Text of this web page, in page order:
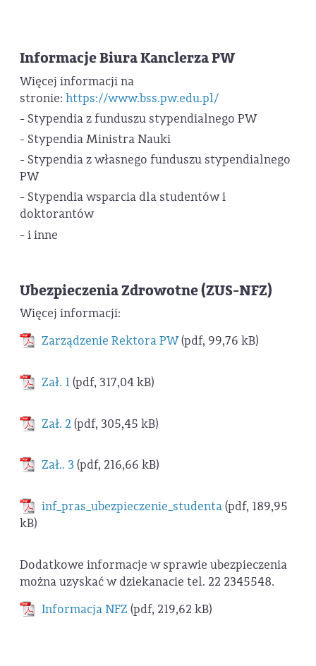
Informacje Biura Kanclerza PW
Więcej informacji na
stronie: https://www.bss.pw.edu.pl/
- Stypendia z funduszu stypendialnego PW
- Stypendia Ministra Nauki
- Stypendia z własnego funduszu stypendialnego
PW
- Stypendia wsparcia dla studentów i
doktorantów
- i inne
Ubezpieczenia Zdrowotne (ZUS-NFZ)
Więcej informacji:
Zarządzenie Rektora PW(pdf, 99,76 kB)
Zał. 1 (pdf, 317,04 kB)
Zał. 2 (pdf, 305,45 kB)
Zał.. 3 (pdf, 216,66 kB)
inf_pras_ubezpieczenie_studenta(pdf, 189,95
kB)
Dodatkowe informacje w sprawie ubezpieczenia
można uzyskać w dziekanacie tel. 22 2345548.
Informacja NFZ (pdf, 219,62 kB)